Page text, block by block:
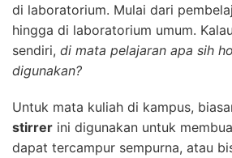
di laboratorium. Mulai dari
hingga di laboratorium umum.
sendiri, di mata pelajaran apa sih
digunakan?
Untuk mata kuliah di kampus,
stirrer ini digunakan untuk
dapat tercampur sempurna, atau